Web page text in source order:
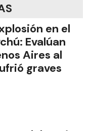
en el
Evalúan
Aires al
graves